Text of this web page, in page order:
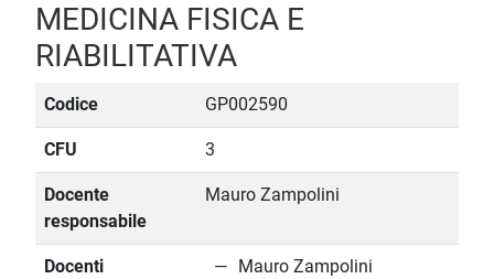
MEDICINA FISICA E
RIABILITATIVA
Codice GP002590
CFU 3
Docente
responsabile
Mauro Zampolini
Docenti Mauro Zampolini